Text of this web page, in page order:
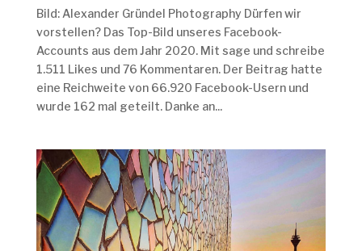
Bild: Alexander Gründel Photography Dürfen wir
vorstellen? Das Top-Bild unseres Facebook-
Accounts aus dem Jahr 2020. Mit sage und schreibe
1.511 Likes und 76 Kommentaren. Der Beitrag hatte
eine Reichweite von 66.920 Facebook-Usern und
wurde 162 mal geteilt. Danke an...